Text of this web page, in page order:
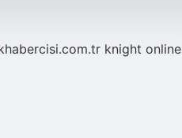
knight online